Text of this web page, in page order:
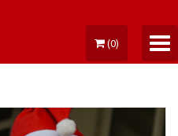
(0)